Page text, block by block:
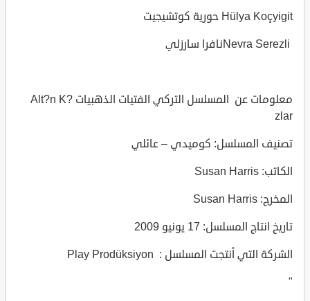
Hülya Koçyigit حورية كوتشيجيت
معلومات عن المسلسل التركي الفتيات الذهبيات Alt?n K?
zlar
تصنيف المسلسل: كوميدي – عائلي
الكاتب: Susan Harris
المخرج: Susan Harris
تاريخ انتاج المسلسل: 17 يونيو 2009
الشركة التي أنتجت المسلسل : Play Prodüksiyon
"